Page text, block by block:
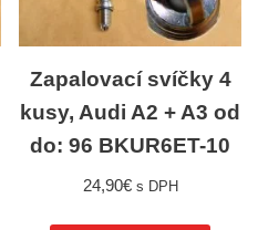
Zapalovací svíčky 4
kusy, Audi A2 + A3 od
do: 96 BKUR6ET-10
24,90€ s DPH